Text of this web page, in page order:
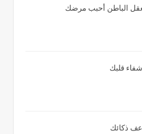
الباطن أحبب مرضك
قلبك
ذكائك